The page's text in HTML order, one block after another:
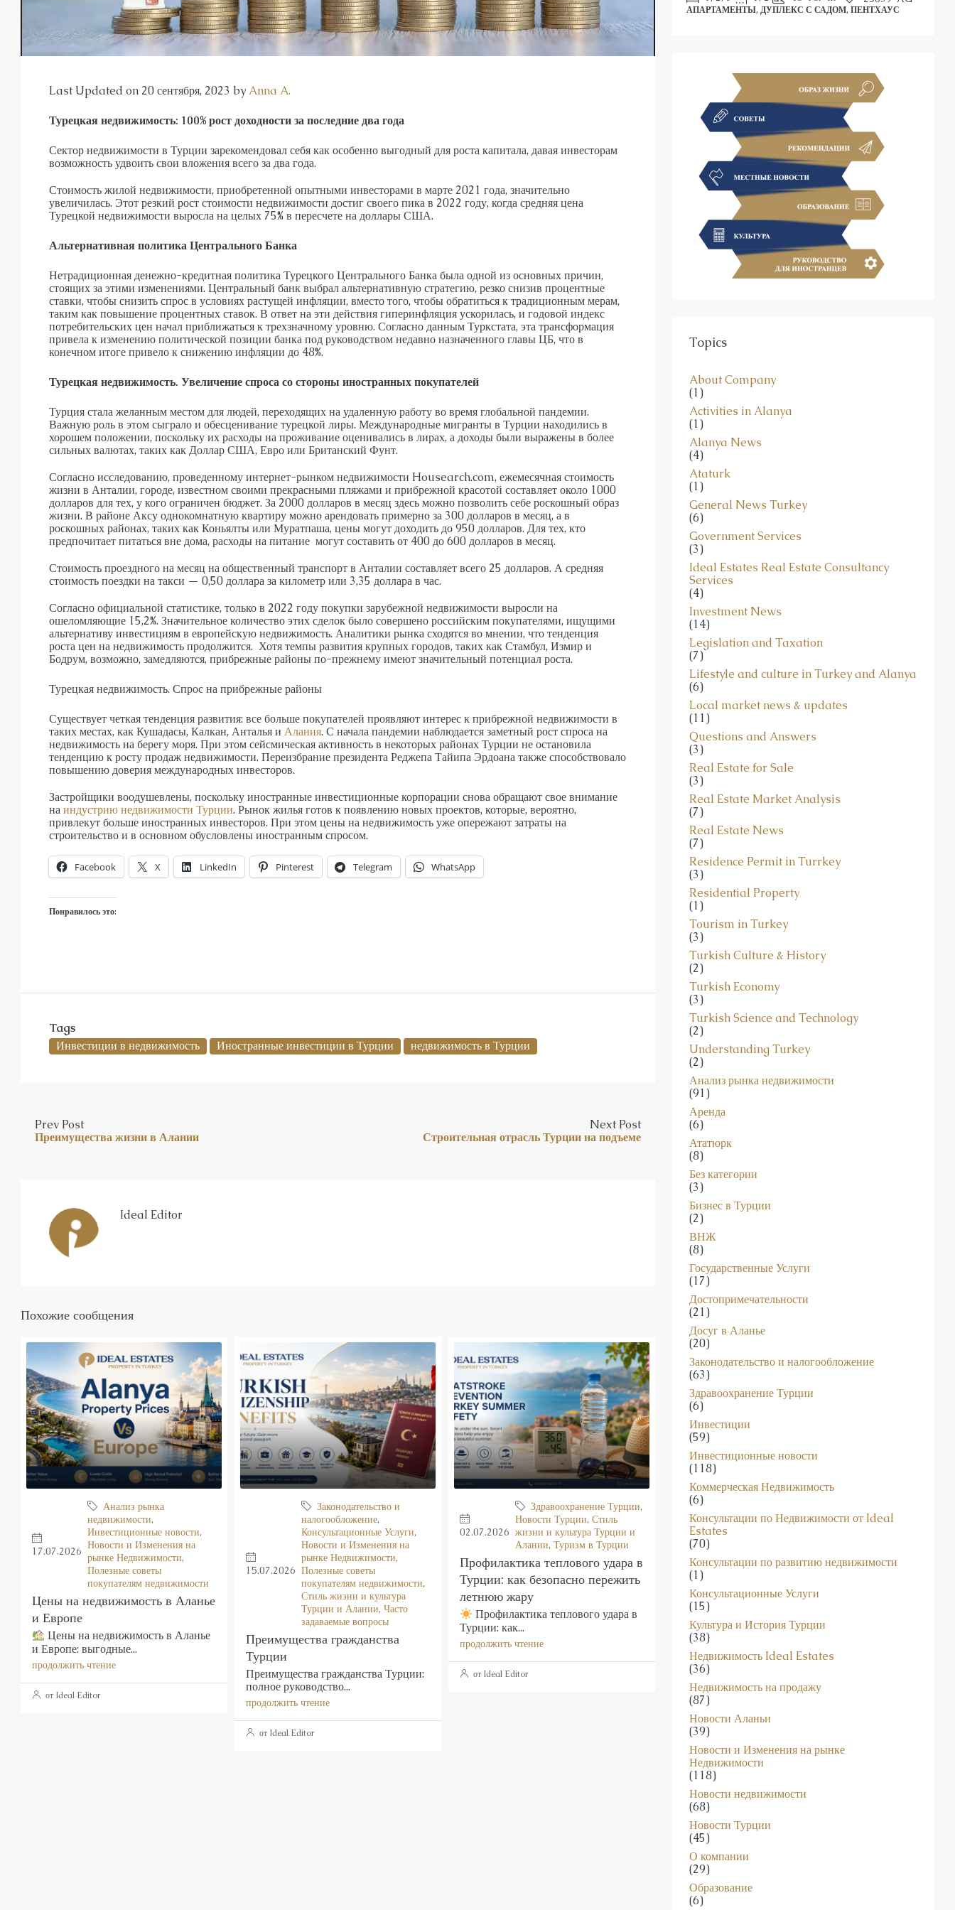
Last Updated on 20 сентября, 2023 byAnna A.
Турецкая недвижимость: 100% рост доходности за последние два года
Сектор недвижимости в Турции зарекомендовал себя как особенно выгодный для роста капитала, давая инвесторам
возможность удвоить свои вложения всего за два года.
Стоимость жилой недвижимости, приобретенной опытными инвесторами в марте 2021 года, значительно
увеличилась. Этот резкий рост стоимости недвижимости достиг своего пика в 2022 году, когда средняя цена
Турецкой недвижимости выросла на целых 75% в пересчете на доллары США.
Альтернативная политика Центрального Банка
Нетрадиционная денежно-кредитная политика Турецкого Центрального Банка была одной из основных причин,
стоящих за этими изменениями. Центральный банк выбрал альтернативную стратегию, резко снизив процентные
ставки, чтобы снизить спрос в условиях растущей инфляции, вместо того, чтобы обратиться к традиционным мерам,
таким как повышение процентных ставок. В ответ на эти действия гиперинфляция ускорилась, и годовой индекс
потребительских цен начал приближаться к трехзначному уровню. Согласно данным Туркстата, эта трансформация
привела к изменению политической позиции банка под руководством недавно назначенного главы ЦБ, что в
конечном итоге привело к снижению инфляции до 48%.
Турецкая недвижимость. Увеличение спроса со стороны иностранных покупателей
Турция стала желанным местом для людей, переходящих на удаленную работу во время глобальной пандемии.
Важную роль в этом сыграло и обесценивание турецкой лиры. Международные мигранты в Турции находились в
хорошем положении, поскольку их расходы на проживание оценивались в лирах, а доходы были выражены в более
сильных валютах, таких как Доллар США, Евро или Британский Фунт.
Согласно исследованию, проведенному интернет-рынком недвижимости Housearch.com, ежемесячная стоимость
жизни в Анталии, городе, известном своими прекрасными пляжами и прибрежной красотой составляет около 1000
долларов для тех, у кого ограничен бюджет. За 2000 долларов в месяц здесь можно позволить себе роскошный образ
жизни. В районе Аксу однокомнатную квартиру можно арендовать примерно за 300 долларов в месяц, а в
роскошных районах, таких как Коньялты или Муратпаша, цены могут доходить до 950 долларов. Для тех, кто
предпочитает питаться вне дома, расходы на питание могут составить от 400 до 600 долларов в месяц.
Стоимость проездного на месяц на общественный транспорт в Анталии составляет всего 25 долларов. А средняя
стоимость поездки на такси — 0,50 доллара за километр или 3,35 доллара в час.
Согласно официальной статистике, только в 2022 году покупки зарубежной недвижимости выросли на
ошеломляющие 15,2%. Значительное количество этих сделок было совершено российским покупателями, ищущими
альтернативу инвестициям в европейскую недвижимость. Аналитики рынка сходятся во мнении, что тенденция
роста цен на недвижимость продолжится. Хотя темпы развития крупных городов, таких как Стамбул, Измир и
Бодрум, возможно, замедляются, прибрежные районы по-прежнему имеют значительный потенциал роста.
Турецкая недвижимость. Спрос на прибрежные районы
Существует четкая тенденция развития: все больше покупателей проявляют интерес к прибрежной недвижимости в
таких местах, как Кушадасы, Калкан, Анталья и Алания. С начала пандемии наблюдается заметный рост спроса на
недвижимость на берегу моря. При этом сейсмическая активность в некоторых районах Турции не остановила
тенденцию к росту продаж недвижимости. Переизбрание президента Реджепа Тайипа Эрдоана также способствовало
повышению доверия международных инвесторов.
Застройщики воодушевлены, поскольку иностранные инвестиционные корпорации снова обращают свое внимание
наиндустрию недвижимости Турции. Рынок жилья готов к появлению новых проектов, которые, вероятно,
привлекут больше иностранных инвесторов. При этом цены на недвижимость уже опережают затраты на
строительство и в основном обусловлены иностранным спросом.
Facebook X LinkedIn Pinterest Telegram WhatsApp
Понравилось это:
Tags
Инвестиции в недвижимость
Иностранные инвестиции в Турции недвижимость в Турции
Prev Post
Преимущества жизни в Алании
Next Post
Строительная отрасль Турции на подъеме
Ideal Editor
Похожие сообщения
17.07.2026
Анализ рынка
недвижимости,
Инвестиционные новости,
Новости и Изменения на
рынке Недвижимости,
Полезные советы
покупателям недвижимости
Цены на недвижимость в Аланье
и Европе
Цены на недвижимость в Аланье
и Европе: выгодные...
продолжить чтение
от Ideal Editor
15.07.2026
Законодательство и
налогообложение,
Консультационные Услуги,
Новости и Изменения на
рынке Недвижимости,
Полезные советы
покупателям недвижимости,
Стиль жизни и культура
Турции и Алании, Часто
задаваемые вопросы
Преимущества гражданства
Турции
Преимущества гражданства Турции:
полное руководство...
продолжить чтение
от Ideal Editor
02.07.2026
Здравоохранение Турции,
Новости Турции, Стиль
жизни и культура Турции и
Алании, Туризм в Турции
Профилактика теплового удара в
Турции: как безопасно пережить
летнюю жару
Профилактика теплового удара в
Турции: как...
продолжить чтение
от Ideal Editor
АПАРТАМЕНТЫ, ДУПЛЕКС С САДОМ, ПЕНТХАУС
26026-LI
АПАРТАМЕНТЫ, ДУПЛЕКС С САДОМ, ПЕНТХАУС
АПАРТАМЕНТЫ, ДУПЛЕКС С САДОМ, ПЕНТХАУС
Topics
About Company
(1)
Activities in Alanya
(1)
Alanya News
(4)
Ataturk
(1)
General News Turkey
(6)
Government Services
(3)
Ideal Estates Real Estate Consultancy
Services
(4)
Investment News
(14)
Legislation and Taxation
(7)
Lifestyle and culture in Turkey and Alanya
(6)
Local market news & updates
(11)
Questions and Answers
(3)
Real Estate for Sale
(3)
Real Estate Market Analysis
(7)
Real Estate News
(7)
Residence Permit in Turrkey
(3)
Residential Property
(1)
Tourism in Turkey
(3)
Turkish Culture & History
(2)
Turkish Economy
(3)
Turkish Science and Technology
(2)
Understanding Turkey
(2)
Анализ рынка недвижимости
(91)
Аренда
(6)
Ататюрк
(8)
Без категории
(3)
Бизнес в Турции
(2)
ВНЖ
(8)
Государственные Услуги
(17)
Достопримечательности
(21)
Досуг в Аланье
(20)
Законодательство и налогообложение
(63)
Здравоохранение Турции
(6)
Инвестиции
(59)
Инвестиционные новости
(118)
Коммерческая Недвижимость
(6)
Консультации по Недвижимости от Ideal
Estates
(70)
Консультации по развитию недвижимости
(1)
Консультационные Услуги
(15)
Культура и История Турции
(38)
Недвижимость Ideal Estates
(36)
Недвижимость на продажу
(87)
Новости Аланьи
(39)
Новости и Изменения на рынке
Недвижимости
(118)
Новости недвижимости
(68)
Новости Турции
(45)
О компании
(29)
Образование
(6)